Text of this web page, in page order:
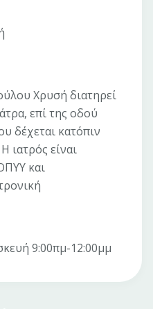
Χρυσή διατηρεί
επί της οδού
δέχεται κατόπιν
ιατρός είναι
και
9:00πμ-12:00μμ